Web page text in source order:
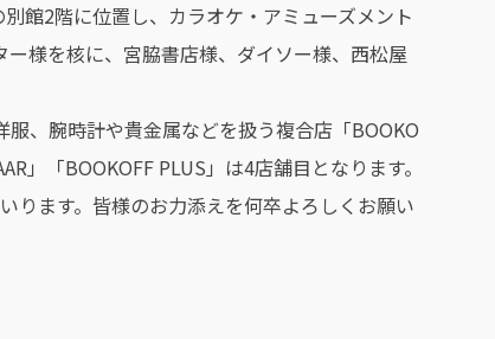
館2階に位置し、カラオケ・アミューズメント
様を核に、宮脇書店様、ダイソー様、西松屋
、腕時計や貴金属などを扱う複合店「BOOKO
」「BOOKOFF PLUS」は4店舗目となります。
ります。皆様のお力添えを何卒よろしくお願い